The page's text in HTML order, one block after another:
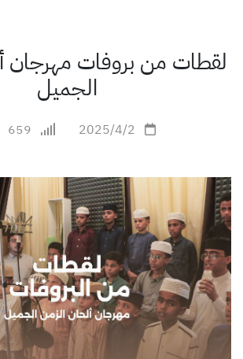
لقطات من بروفات مهرجان
الجميل
2025/4/2
659